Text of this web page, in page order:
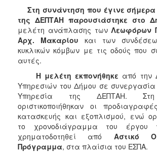
Στη συνάντηση που έγινε
της ΔΕΠΤΑΗ παρουσιάστηκε στο
μελέτη ανάπλασης τωνΛεωφόρων
Αρχ. Μακαρίου και των
κυκλικών κόμβων με τις οδούς που
αυτές.
Η μελέτη εκπονήθηκε από την
Υπηρεσιών του Δήμου σε συνεργασία
Υπηρεσία της ΔΕΠΤΑΗ. Στη
οριστικοποιήθηκαν οι
κατασκευής και εξοπλισμού, ενώ
το χρονοδιάγραμμα του έργου
χρηματοδοτηθεί από Αστικό
Πρόγραμμα, στα πλαίσια του ΕΣΠΑ.